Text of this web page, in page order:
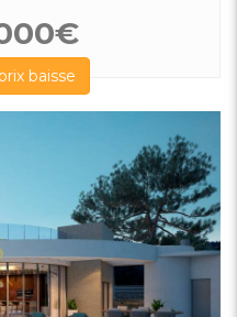
baisse